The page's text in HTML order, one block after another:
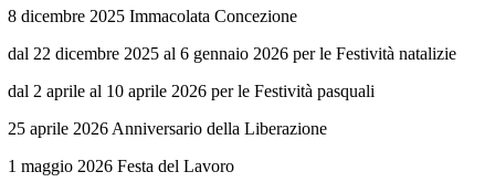
8 dicembre 2025 Immacolata Concezione
dal 22 dicembre 2025 al 6 gennaio 2026 per le Festività natalizie
dal 2 aprile al 10 aprile 2026 per le Festività pasquali
25 aprile 2026 Anniversario della Liberazione
1 maggio 2026 Festa del Lavoro